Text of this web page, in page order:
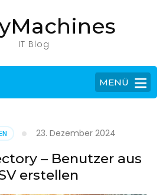
IT Blog
MENÜ
23. Dezember 2024
– Benutzer aus
erstellen